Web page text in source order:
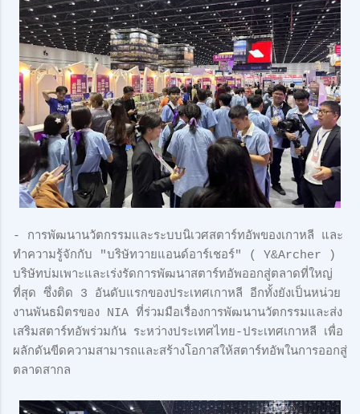
- การพัฒนานวัตกรรมและระบบนิเวศสตาร์ทอัพของเกาหลี และ
ทำความรู้จักกับ "บริษัทวายแอนด์อาร์เชอร์" ( Y&Archer )
บริษัทบ่มเพาะและเร่งรัดการพัฒนาสตาร์ทอัพออกสู่ตลาดที่ใหญ่
ที่สุด ซึ่งติด 3 อันดับแรกของประเทศเกาหลี อีกทั้งยังเป็นหน่วย
งานพันธมิตรของ NIA ที่ร่วมมือเรื่องการพัฒนานวัตกรรมและส่ง
เสริมสตาร์ทอัพร่วมกัน ระหว่างประเทศไทย-ประเทศเกาหลี เพื่อ
ผลักดันขีดความสามารถและสร้างโอกาสให้สตาร์ทอัพในการออกสู่
ตลาดสากล